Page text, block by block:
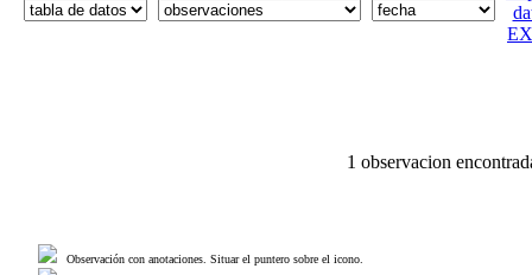
1 observacion
Observación con anotaciones. Situar el puntero sobre el icono.